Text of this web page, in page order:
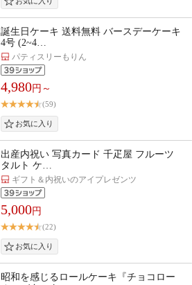
誕生日ケーキ 送料無料 バースデーケーキ
4号 (2~4…
パティスリーもりん
4,980円～
(59)
出産内祝い 写真カード 千疋屋 フルーツ
タルト ケ…
ギフト＆内祝いのアイプレゼンツ
5,000円
(22)
昭和を感じるロールケーキ『チョコロー